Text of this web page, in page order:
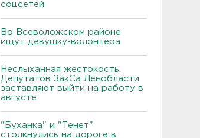
соцсетей
Во Всеволожском районе
ищут девушку-волонтера
Неслыханная жестокость.
Депутатов ЗакСа Ленобласти
заставляют выйти на работу в
августе
"Буханка" и "Тенет"
столкнулись на дороге в